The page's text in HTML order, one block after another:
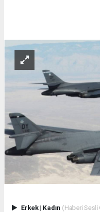
Erkek| Kadın (Haberi Sesli